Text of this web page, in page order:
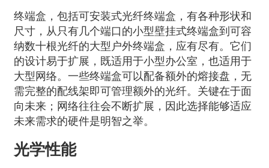
终端盒，包括可安装式光纤终端盒，有各种形状和
尺寸，从只有几个端口的小型壁挂式终端盒到可容
纳数十根光纤的大型户外终端盒，应有尽有。它们
的设计易于扩展，既适用于小型办公室，也适用于
大型网络。一些终端盒可以配备额外的熔接盘，无
需完整的配线架即可管理额外的光纤。关键在于面
向未来；网络往往会不断扩展，因此选择能够适应
未来需求的硬件是明智之举。
光学性能